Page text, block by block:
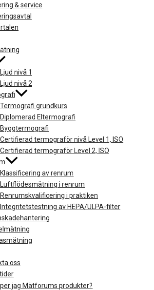
& service
Ljud nivå 1
Ljud nivå 2
Termografi grundkurs
Diplomerad Eltermografi
Byggtermografi
Certifierad termograför nivå Level 1, ISO
Certifierad termograför Level 2, ISO
Klassificering av renrum
Luftflödesmätning i renrum
Renrumskvalificering i praktiken
Integritetstestning av HEPA/ULPA-filter
oss
jag Mätforums produkter?